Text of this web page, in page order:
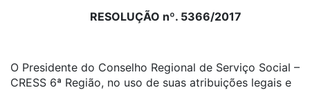
RESOLUÇÃO nº. 5366/2017
O Presidente do Conselho Regional de Serviço Social –
CRESS 6ª Região, no uso de suas atribuições legais e